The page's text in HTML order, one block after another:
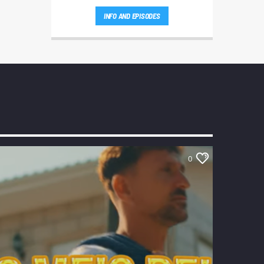
INFO AND EPISODES
0